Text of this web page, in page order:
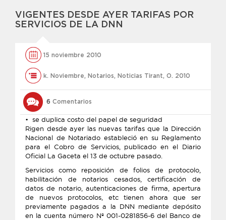
VIGENTES DESDE AYER TARIFAS POR
SERVICIOS DE LA DNN
15 noviembre 2010
k. Noviembre, Notarios, Noticias Tirant, O. 2010
6 Comentarios
• se duplica costo del papel de seguridad
Rigen desde ayer las nuevas tarifas que la Dirección
Nacional de Notariado estableció en su Reglamento
para el Cobro de Servicios, publicado en el Diario
Oficial La Gaceta el 13 de octubre pasado.
Servicios como reposición de folios de protocolo,
habilitación de notarios cesados, certificación de
datos de notario, autenticaciones de firma, apertura
de nuevos protocolos, etc tienen ahora que ser
previamente pagados a la DNN mediante depósito
en la cuenta número Nº 001-0281856-6 del Banco de